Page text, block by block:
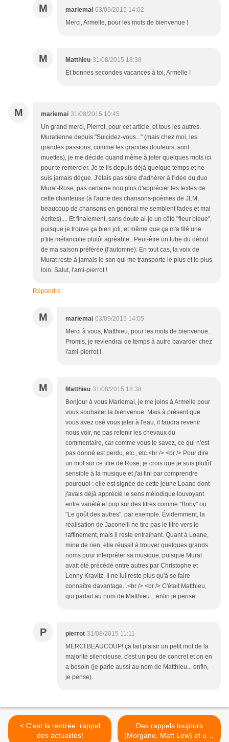
M mariemai 03/09/2015 14:02
Merci, Armelle, pour les mots de bienvenue !
M Matthieu 31/08/2015 18:38
Et bonnes secondes vacances à toi, Armelle !
M mariemai 31/08/2015 10:45
Un grand merci, Pierrot, pour cet article, et tous les autres.
Muratienne depuis "Suicidez-vous..." (mais chez moi, les
grandes passions, comme les grandes douleurs, sont
muettes), je me décide quand même à jeter quelques mots ici
pour te remercier. Je te lis depuis déjà quelque temps et ne
suis jamais déçue. J'étais pas sûre d'adhérer à l'idée du duo
Murat-Rose, pas certaine non plus d'apprécier les textes de
cette chanteuse (à l'aune des chansons-poèmes de JLM,
beaucoup de chansons en général me semblent fades et mal
écrites).... Et finalement, sans doute ai-je un côté "fleur bleue",
puisque je trouve ça bien joli, et même que ça m'a filé une
p'tite mélancolie plutôt agréable.. Peut-être un tube du début
de ma saison préférée (l'automne). En tout cas, la voix de
Murat reste à jamais le son qui me transporte le plus et le plus
loin. Salut, l'ami-pierrot !
Répondre
M mariemai 03/09/2015 14:05
Merci à vous, Matthieu, pour les mots de bienvenue.
Promis, je reviendrai de temps à autre bavarder chez
l'ami-pierrot !
M Matthieu 31/08/2015 18:38
Bonjour à vous Mariemai, je me joins à Armelle pour
vous souhaiter la bienvenue. Mais à présent que
vous avez osé vous jeter à l'eau, il faudra revenir
nous voir, ne pas retenir les chevaux du
commentaire, car comme vous le savez, ce qui n'est
pas donné est perdu, etc., etc.<br /> <br /> Pour dire
un mot sur ce titre de Rose, je crois que je suis plutôt
sensible à la musique et j'ai fini par comprendre
pourquoi : elle est signée de cette jeune Loane dont
j'avais déjà apprécié le sens mélodique louvoyant
entre variété et pop sur des titres comme "Boby" ou
"Le goût des autres", par exemple. Évidemment, la
réalisation de Jaconelli ne tire pas le titre vers le
raffinement, mais il reste entraînant. Quant à Loane,
mine de rien, elle réussit à trouver quelques grands
noms pour interpréter sa musique, puisque Murat
avait été précédé entre autres par Christophe et
Lenny Kravitz. Il ne lui reste plus qu'à se faire
connaître davantage...<br /> <br /> C'était Matthieu,
qui parlait au nom de Matthieu... enfin je pense.
P pierrot 31/08/2015 11:11
MERCI BEAUCOUP! ça fait plaisir un petit mot de la
majorité silencieuse, c'est un peu de concret et on en
a besoin (je parle aussi au nom de Matthieu... enfin,
je pense).
< C'est la rentrée: rappel
des actualités!
Des rappels toujours
(Morgane, Matt Low) et une